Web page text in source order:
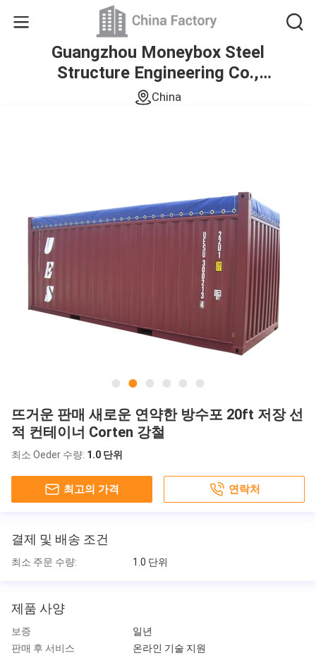
Guangzhou Moneybox Steel
Structure Engineering Co.,
Ltd.
China
뜨거운 판매 새로운 연약한 방수포 20ft 저장 선
적 컨테이너 Corten 강철
최소 Oeder 수량: 1.0 단위
최고의 가격 연락처
결제 및 배송 조건
최소 주문 수량: 1.0 단위
제품 사양
보증
일년
판매 후 서비스
온라인 기술 지원